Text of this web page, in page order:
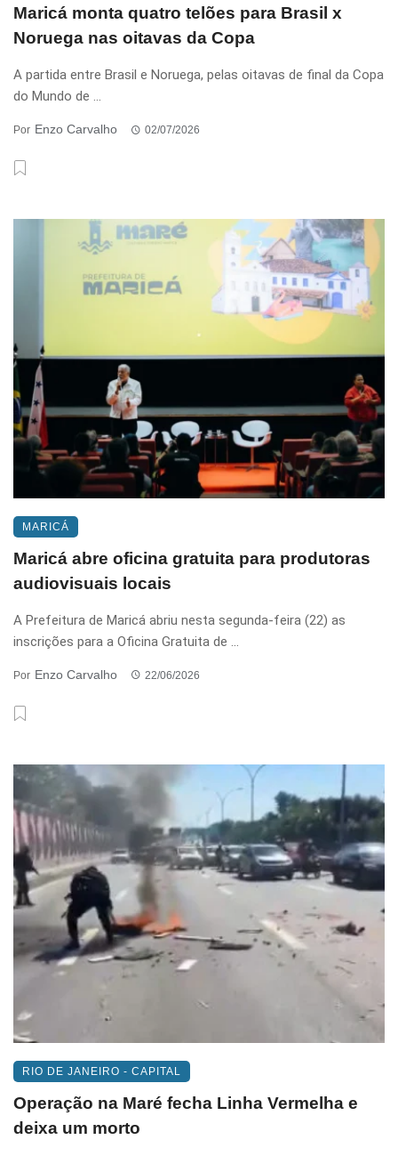
Maricá monta quatro telões para Brasil x
Noruega nas oitavas da Copa
A partida entre Brasil e Noruega, pelas oitavas de final da Copa
do Mundo de ...
Por Enzo Carvalho 02/07/2026
MARICÁ
Maricá abre oficina gratuita para produtoras
audiovisuais locais
A Prefeitura de Maricá abriu nesta segunda-feira (22) as
inscrições para a Oficina Gratuita de ...
Por Enzo Carvalho 22/06/2026
RIO DE JANEIRO - CAPITAL
Operação na Maré fecha Linha Vermelha e
deixa um morto